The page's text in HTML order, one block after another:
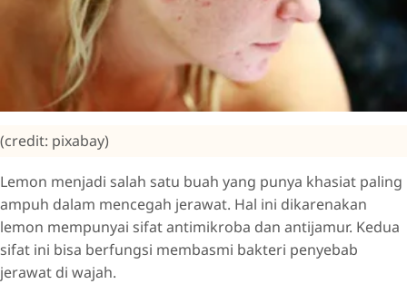
(credit: pixabay)
Lemon menjadi salah satu buah yang punya khasiat paling
ampuh dalam mencegah jerawat. Hal ini dikarenakan
lemon mempunyai sifat antimikroba dan antijamur. Kedua
sifat ini bisa berfungsi membasmi bakteri penyebab
jerawat di wajah.